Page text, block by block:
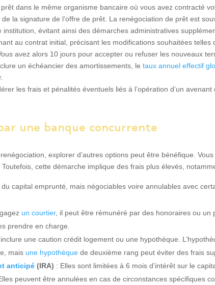
dans le même organisme bancaire où vous avez contracté
la signature de l’offre de prêt. La renégociation de prêt est
institution, évitant ainsi des démarches administratives
au contrat initial, précisant les modifications souhaitées telles
avez alors 10 jours pour accepter ou refuser les nouveaux
un échéancier des amortissements, le taux annuel effectif
les frais et pénalités éventuels liés à l’opération d’un
une banque concurrente
explorer d’autres options peut être bénéfique.
cette démarche implique des frais plus élevés,
capital emprunté, mais négociables voire annulables avec
un courtier, il peut être rémunéré par des honoraires ou un
prendre en charge.
une caution crédit logement ou une hypothèque.
mais une hypothèquede deuxième rang peut éviter des frais
anticipé(IRA) : Elles sont limitées à 6 mois d’intérêt sur le
Elles peuvent être annulées en cas de circonstances spécifiques